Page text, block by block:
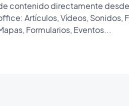
contenido directamente
Artículos, Vídeos, Sonidos,
Formularios, Eventos...